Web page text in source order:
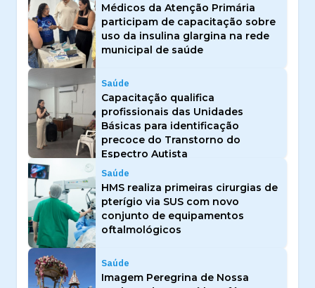
Médicos da Atenção Primária
participam de capacitação sobre
uso da insulina glargina na rede
municipal de saúde
Saúde
Capacitação qualifica
profissionais das Unidades
Básicas para identificação
precoce do Transtorno do
Espectro Autista
Saúde
HMS realiza primeiras cirurgias de
pterígio via SUS com novo
conjunto de equipamentos
oftalmológicos
Saúde
Imagem Peregrina de Nossa